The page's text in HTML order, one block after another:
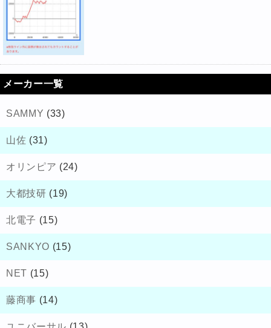
メーカー一覧
SAMMY (33)
山佐 (31)
オリンピア (24)
大都技研 (19)
北電子 (15)
SANKYO (15)
NET (15)
藤商事 (14)